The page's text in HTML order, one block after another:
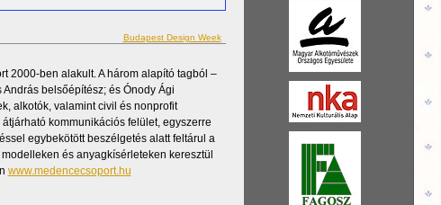
Budapest Design Week
2000-ben alakult. A három alapító tagból –
belsőépítész; és Ónody Ági
alkotók, valamint civil és nonprofit
kommunikációs felület, egyszerre
egybekötött beszélgetés alatt feltárul a
és anyagkísérleteken keresztül
www.medencecsoport.hu